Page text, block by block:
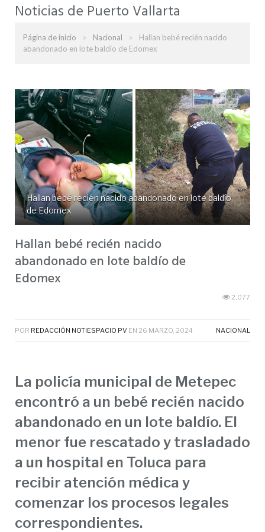
Noticias de Puerto Vallarta
Página de inicio » Nacional »
Hallan bebé recién nacido
abandonado en lote baldío de Edomex
Hallan bebé recién nacido abandonado en lote baldío
de Edomex
Hallan bebé recién nacido
abandonado en lote baldío de
Edomex
2,077
POR REDACCIÓN NOTIESPACIO PV EN 26 MARZO, 2024 NACIONAL
La policía municipal de Metepec
encontró a un bebé recién nacido
abandonado en un lote baldío. El
menor fue rescatado y trasladado
a un hospital en Toluca para
recibir atención médica y
comenzar los procesos legales
correspondientes.